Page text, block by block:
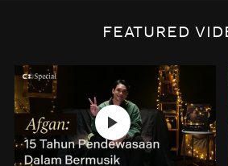
Biaya
KONTRIBUTOR
INTEREST|HOME
No Place Like:
Cidulang
FEATURED